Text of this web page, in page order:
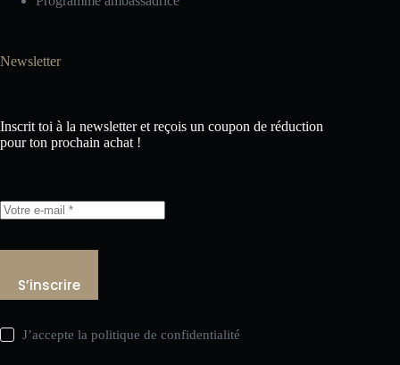
Newsletter
Inscrit toi à la newsletter et reçois un coupon de réduction
pour ton prochain achat !
S’inscrire
J’accepte lapolitique de confidentialité